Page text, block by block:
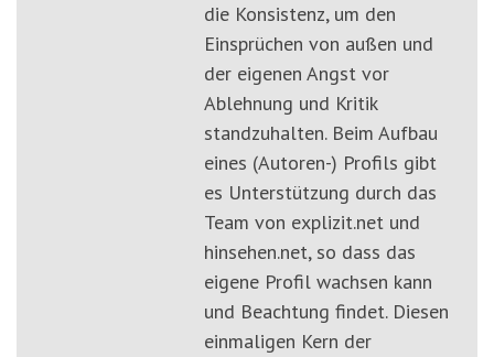
die Konsistenz, um den
Einsprüchen von außen und
der eigenen Angst vor
Ablehnung und Kritik
standzuhalten. Beim Aufbau
eines (Autoren-) Profils gibt
es Unterstützung durch das
Team von explizit.net und
hinsehen.net, so dass das
eigene Profil wachsen kann
und Beachtung findet. Diesen
einmaligen Kern der